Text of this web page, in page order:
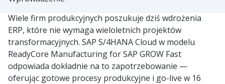
Wiele firm produkcyjnych poszukuje dziś wdrożenia
ERP, które nie wymaga wieloletnich projektów
transformacyjnych. SAP S/4HANA Cloud w modelu
ReadyCore Manufacturing for SAP GROW Fast
odpowiada dokładnie na to zapotrzebowanie —
oferując gotowe procesy produkcyjne i go-live w 16